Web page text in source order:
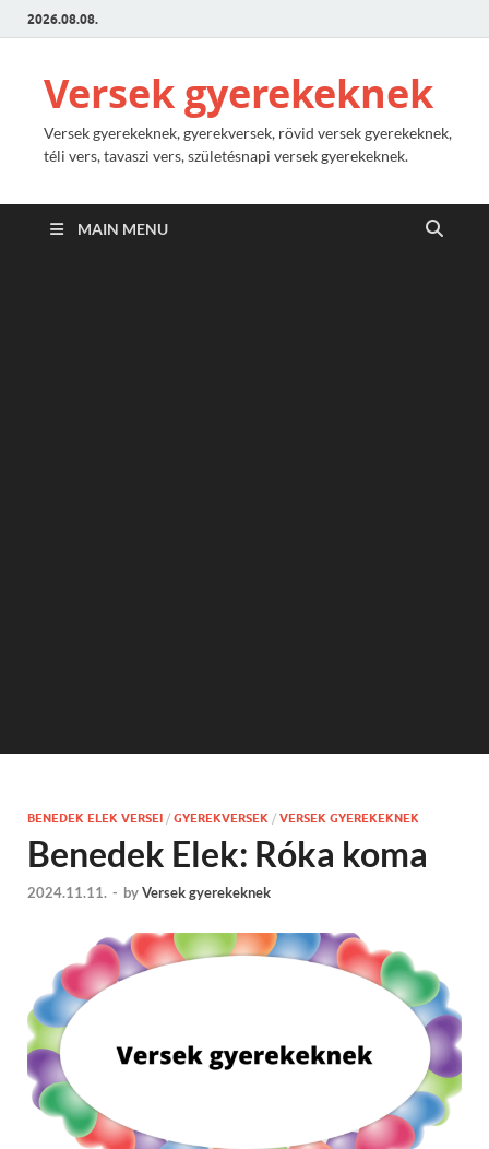
2026.08.08.
Versek gyerekeknek
Versek gyerekeknek, gyerekversek, rövid versek gyerekeknek,
téli vers, tavaszi vers, születésnapi versek gyerekeknek.
MAIN MENU
BENEDEK ELEK VERSEI / GYEREKVERSEK / VERSEK GYEREKEKNEK
Benedek Elek: Róka koma
2024.11.11. - byVersek gyerekeknek